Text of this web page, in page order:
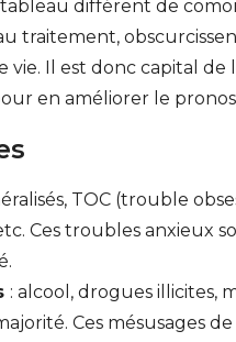
différent de
traitement,
Il est donc capital de
en améliorer le
TOC (trouble
Ces troubles anxieux
: alcool, drogues illicites,
Ces mésusages